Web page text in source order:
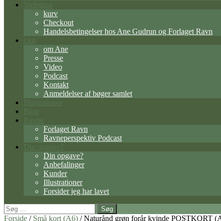
kurv
Checkout
Handelsbetingelser hos Ane Gudrun og Forlaget Ravn
Om
om Ane
Presse
Video
Podcast
Kontakt
Anmeldelser af bøger samlet
Forlaget Ravn
Ravneperspektiv Podcast
Din opgave?
Anbefalinger
Kunder
Illustrationer
Forsider jeg har lavet
Søg
efter:
Forside / Små kort (A6) / Naturånd grøn forår kvinde POSTKORT